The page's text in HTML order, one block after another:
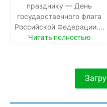
празднику — День
государственного флага
Российской Федерации....
Читать полностью